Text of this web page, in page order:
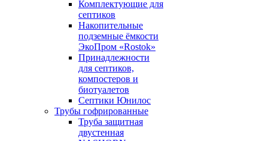
Комплектующие для
септиков
Накопительные
подземные ёмкости
ЭкоПром «Rostok»
Принадлежности
для септиков,
компостеров и
биотуалетов
Септики Юнилос
Трубы гофрированные
Труба защитная
двустенная